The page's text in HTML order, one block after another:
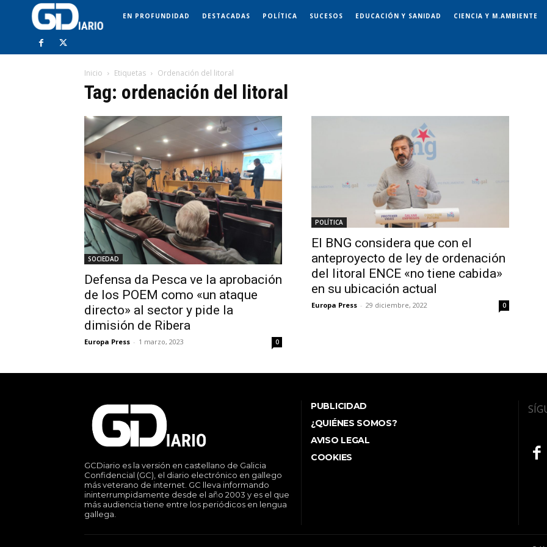
EN PROFUNDIDAD DESTACADAS POLÍTICA SUCESOS EDUCACIÓN Y SANIDAD CIENCIA Y M.AMBIENTE
Inicio Etiquetas Ordenación del litoral
Tag: ordenación del litoral
SOCIEDAD
Defensa da Pesca ve la aprobación
de los POEM como «un ataque
directo» al sector y pide la
dimisión de Ribera
Europa Press - 1 marzo, 2023 0
POLÍTICA
El BNG considera que con el
anteproyecto de ley de ordenación
del litoral ENCE «no tiene cabida»
en su ubicación actual
Europa Press - 29 diciembre, 2022 0
GCDiario es la versión en castellano de Galicia
Confidencial (GC), el diario electrónico en gallego
más veterano de internet. GC lleva informando
ininterrumpidamente desde el año 2003 y es el que
más audiencia tiene entre los periódicos en lengua
gallega.
PUBLICIDAD
¿QUIÉNES SOMOS?
AVISO LEGAL
COOKIES